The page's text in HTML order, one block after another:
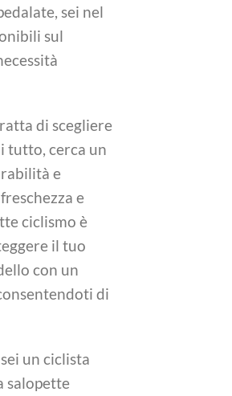
sei nel
sul
di scegliere
tutto, cerca un
e
e
ciclismo è
il tuo
con un
di
un ciclista
salopette